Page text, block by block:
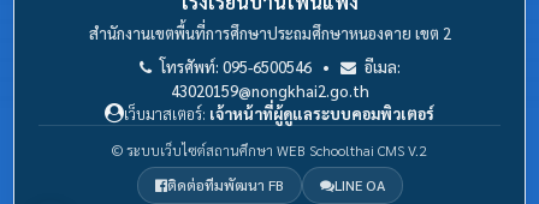
สำนักงานเขตพื้นที่การศึกษาประถมศึกษาหนองคาย เขต 2
โทรศัพท์: 095-6500546 •
อีเมล:
43020159@nongkhai2.go.th
เว็บมาสเตอร์: เจ้าหน้าที่ผู้ดูแลระบบคอมพิวเตอร์
© ระบบเว็บไซต์สถานศึกษา WEB Schoolthai CMS V.2
ติดต่อทีมพัฒนา FB
LINE OA